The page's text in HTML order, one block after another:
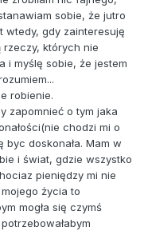
sobie, że jutro
wtedy, gdy zainteresuję
rzeczy, których nie
i myślę sobie, że jestem
robienie.
zapomnieć o tym jaka
chodzi mi o
byc doskonała. Mam w
i świat, gdzie wszystko
pieniędzy mi nie
życia to
mogła się czymś